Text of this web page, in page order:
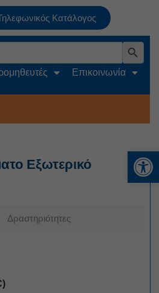
Κατάλογος
Search Button
Επικοινωνία
Εξωτερικό
Δραστηριότητες
)